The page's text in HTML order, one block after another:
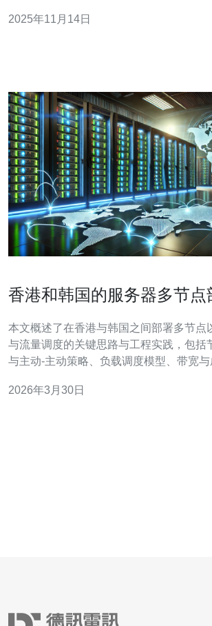
港原生IP节点，顾名思义，是指在香港地
2025年11月14日
香港和韩国的服务器多节点
本文概述了在香港与韩国之间部署多节点
与流量调度的关键思路与工程实践，包括
与主动-主动策略、负载调度模型、带宽
多少节点实现容灾？ 在本案例中，选择在
2026年3月30日